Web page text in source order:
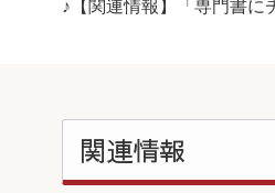
♪【関連情報】「専門書に
関連情報